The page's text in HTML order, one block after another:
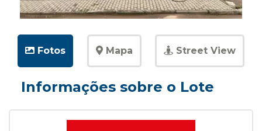
Fotos Mapa Street View
Informações sobre o Lote